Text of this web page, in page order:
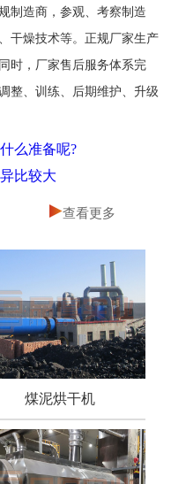
造商，参观、考察制造
干燥技术等。正规厂家生产
时，厂家售后服务体系完
整、训练、后期维护、升级
么准备呢?
比较大
查看更多
煤泥烘干机